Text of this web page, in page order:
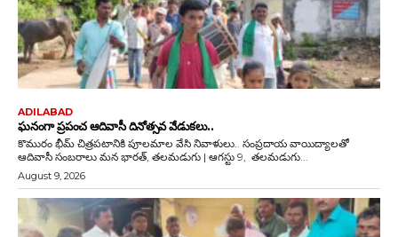
ADILABAD
ఘనంగా ప్రపంచ ఆదివాసీ దినోత్సవ వేడుకలు..
కొమురం భీమ్ చిత్రపటానికి పూలమాల వేసి నివాళులు.. సంప్రదాయ వాయిద్యాలతో
ఆదివాసీ సంబరాలు మన భారత్, తలమడుగు | ఆగస్టు 9, తలమడుగు...
August 9, 2026